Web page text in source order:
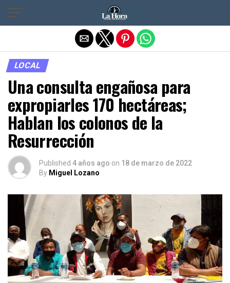
LOCAL
Una consulta engañosa para
expropiarles 170 hectáreas;
Hablan los colonos de la
Resurrección
Published 4 años ago on 18 de marzo de 2022
By Miguel Lozano
Salir de la versión móvil